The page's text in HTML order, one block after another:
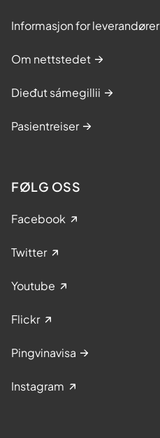
Informasjon for leverandører
Om nettstedet
Dieđut sámegillii
Pasientreiser
FØLG OSS
Facebook
Twitter
Youtube
Flickr
Pingvinavisa
Instagram